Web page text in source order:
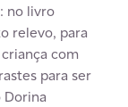
no livro
relevo, para
com
para ser
Dorina